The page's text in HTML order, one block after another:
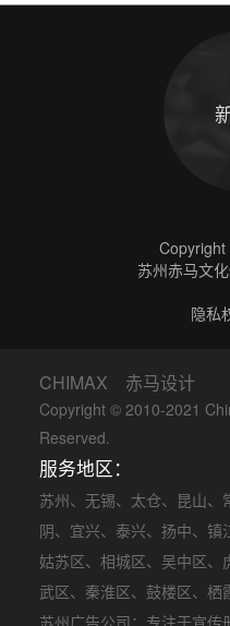
苏州赤马文
隐私
CHIMAX 赤马设计
Copyright © 2010-2021
Reserved.
服务地区：
苏州、 无锡、 太仓、 昆山、
阴、 宜兴、 泰兴、 扬中、 镇
姑苏区、 相城区、 吴中区、
武区、 秦淮区、 鼓楼区、 栖
苏州广告公司：专注于宣传